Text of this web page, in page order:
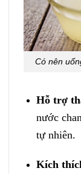
Có nên
Hỗ trợ
nước
tự nhiên.
Kích